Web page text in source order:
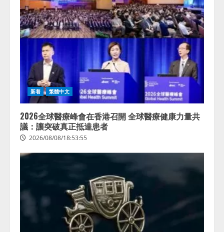
新着 繁體中文
2026全球醫療峰會在香港召開 全球醫療健康力量共
議：讓突破真正抵達患者
2026/08/08/18:53:55